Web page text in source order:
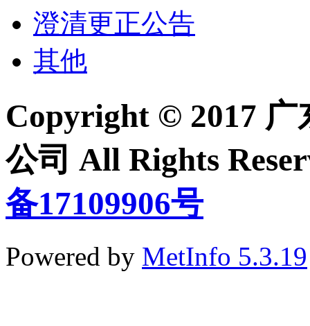
澄清更正公告
其他
Copyright © 2017
公司 All Rights
备17109906号
Powered by MetInfo 5.3.19